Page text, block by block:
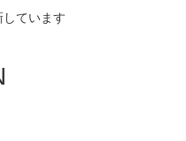
ています